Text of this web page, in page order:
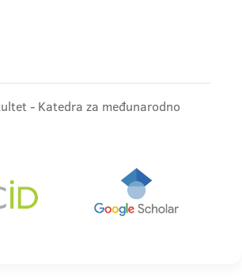
- Katedra za međunarodno